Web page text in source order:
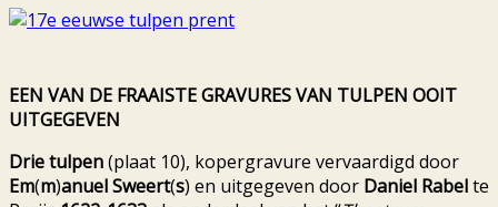
EEN VAN DE FRAAISTE GRAVURES VAN TULPEN OOIT
UITGEGEVEN
Drie tulpen(plaat 10), kopergravure vervaardigd door
Em(m)anuel Sweert(s) en uitgegeven door Daniel Rabelte